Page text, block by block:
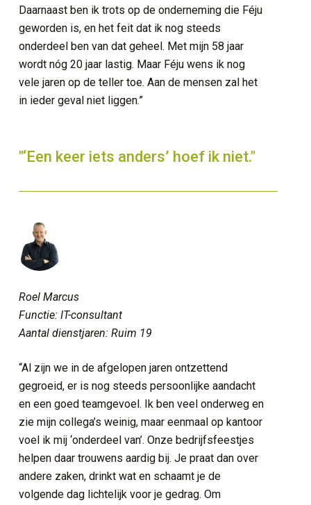
Daarnaast ben ik trots op de onderneming die Féju
geworden is, en het feit dat ik nog steeds
onderdeel ben van dat geheel. Met mijn 58 jaar
wordt nóg 20 jaar lastig. Maar Féju wens ik nog
vele jaren op de teller toe. Aan de mensen zal het
in ieder geval niet liggen.”
"‘Een keer iets anders’ hoef ik niet."
Roel Marcus
Functie: IT-consultant
Aantal dienstjaren: Ruim 19
“Al zijn we in de afgelopen jaren ontzettend
gegroeid, er is nog steeds persoonlijke aandacht
en een goed teamgevoel. Ik ben veel onderweg en
zie mijn collega’s weinig, maar eenmaal op kantoor
voel ik mij ‘onderdeel van’. Onze bedrijfsfeestjes
helpen daar trouwens aardig bij. Je praat dan over
andere zaken, drinkt wat en schaamt je de
volgende dag lichtelijk voor je gedrag. Om